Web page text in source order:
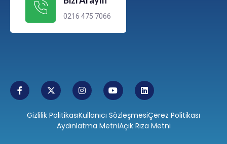
0216 475 7066
Gizlilik PolitikasıKullanıcı SözleşmesiÇerez Politikası
Aydınlatma MetniAçık Rıza Metni